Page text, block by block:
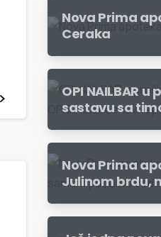
Nova Prima
Ceraka
OPI NAILBAR
sastavu sa
Nova Prima
Julinom brdu,